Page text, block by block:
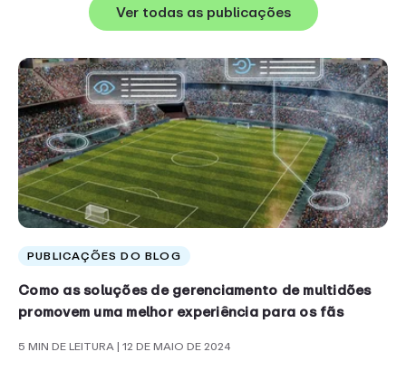
Ver todas as publicações
PUBLICAÇÕES DO BLOG
Como as soluções de gerenciamento de multidões
promovem uma melhor experiência para os fãs
5 MIN DE LEITURA| 12 DE MAIO DE 2024